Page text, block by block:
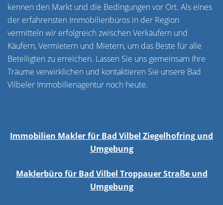
kennen den Markt und die Bedingungen vor Ort. Als eines
der erfahrensten Immobilienbüros in der Region
vermitteln wir erfolgreich zwischen Verkäufern und
Käufern, Vermietern und Mietern, um das Beste für alle
Beteiligten zu erreichen. Lassen Sie uns gemeinsam Ihre
Träume verwirklichen und kontaktieren Sie unsere Bad
Vilbeler Immobilienagentur noch heute.
Immobilien Makler für Bad Vilbel Ziegelhofring und
Umgebung
Maklerbüro für Bad Vilbel Troppauer Straße und
Umgebung